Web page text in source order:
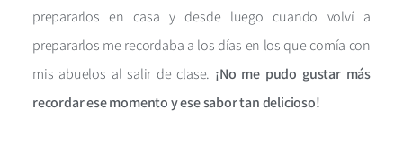
prepararlos en casa y desde luego cuando volví a
prepararlos me recordaba a los días en los que comía con
mis abuelos al salir de clase. ¡No me pudo gustar más
recordar ese momento y ese sabor tan delicioso!